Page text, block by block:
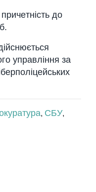
дo
упpaвлiння зa
, СБУ,